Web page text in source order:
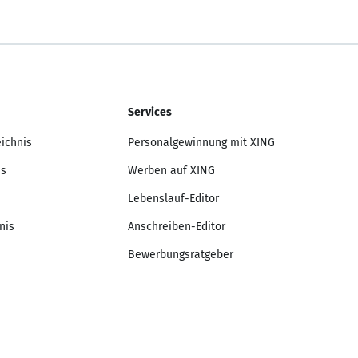
Services
Personalgewinnung mit XING
Werben auf XING
Lebenslauf-Editor
Anschreiben-Editor
Bewerbungsratgeber